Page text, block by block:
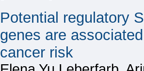
Potential regulatory
genes are
cancer risk